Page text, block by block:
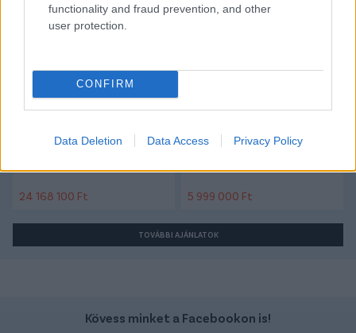
functionality and fraud prevention, and other
user protection.
CONFIRM
Data Deletion Data Access Privacy Policy
Ford Ranger
24 168 100 Ft 5 999 000 Ft
TOVÁBBI AJÁNLATOK
Kövess minket a Facebookon is!